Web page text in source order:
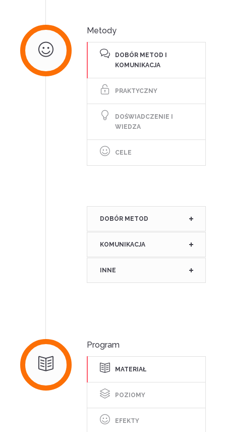
Metody
DOBÓR METOD I
KOMUNIKACJA
PRAKTYCZNY
DOŚWIADCZENIE I
WIEDZA
CELE
DOBÓR METOD
KOMUNIKACJA
INNE
Program
MATERIAŁ
POZIOMY
EFEKTY